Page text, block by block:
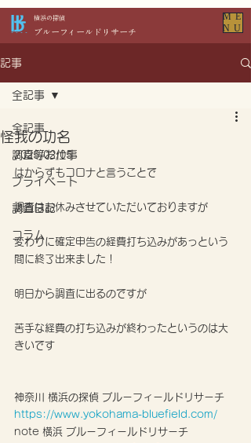
​横浜の探偵
​ブルーフィールドリサーチ
ME
NU
記事
全記事
調査等お仕事
プライベート
調査日記
コラム
全記事
怪我の功名
2025/02/05
はからずもコロナと言うことで
調査はお休みさせていただいておりますが
変わりに確定申告の経費打ち込みがあっという
間に終了出来ました！
明日から調査に出るのですが
苦手な経費の打ち込みが終わったというのは大
きいです
神奈川 横浜の探偵 ブルーフィールドリサーチ
https://www.yokohama-bluefield.com/
note 横浜 ブルーフィールドリサーチ